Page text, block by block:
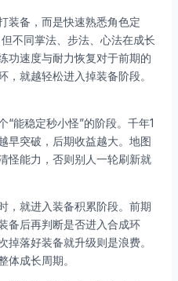
装备，而是快速熟悉角色定
不同掌法、步法、心法在成长
功速度与耐力恢复对于前期的
就越轻松进入掉装备阶段。
“能稳定秒小怪”的阶段。千年1
早突破，后期收益越大。地图
怪能力，否则别人一轮刷新就
，就进入装备积累阶段。前期
备后再判断是否进入合成环
落好装备就升级则是浪费。
体成长周期。